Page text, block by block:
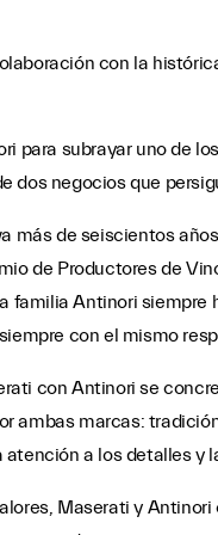
con la
para subrayar uno de
dos negocios que
más de seiscientos
de Productores de
familia Antinori siempre
con el mismo
con Antinori se
ambas marcas:
a los detalles y
Maserati y